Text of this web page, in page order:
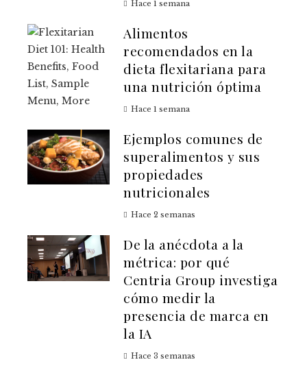
Hace 1 semana
Alimentos
recomendados en la
dieta flexitariana para
una nutrición óptima
Hace 1 semana
Ejemplos comunes de
superalimentos y sus
propiedades
nutricionales
Hace 2 semanas
De la anécdota a la
métrica: por qué
Centria Group investiga
cómo medir la
presencia de marca en
la IA
Hace 3 semanas